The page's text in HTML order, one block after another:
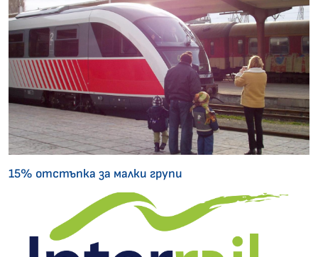
15% отстъпка за малки групи